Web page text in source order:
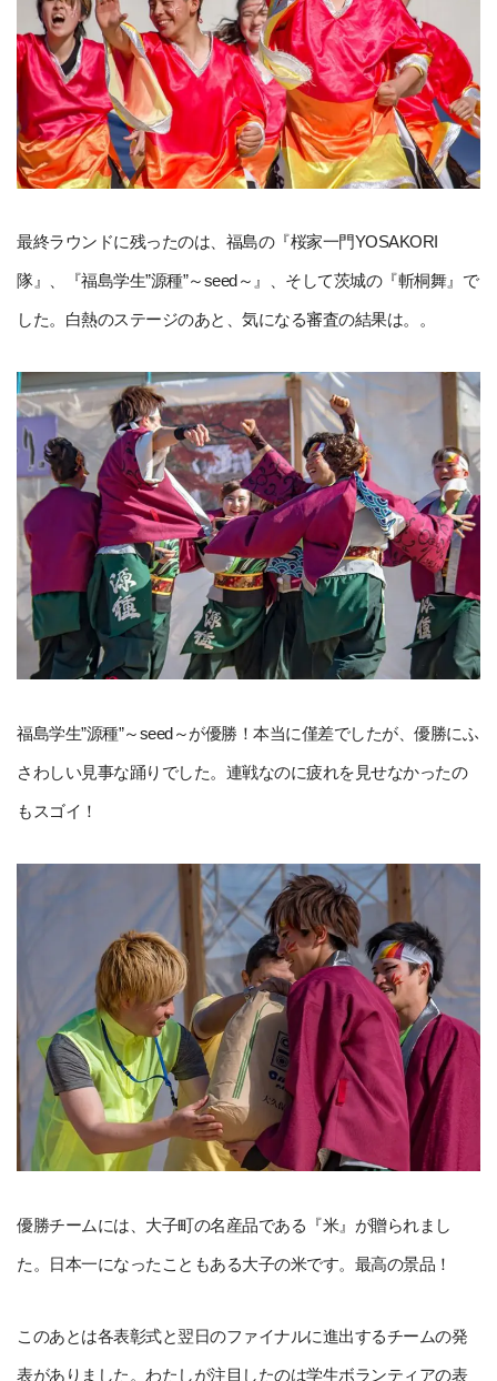
最終ラウンドに残ったのは、福島の『桜家一門YOSAKORI
隊』、『福島学生”源種”～seed～』、そして茨城の『斬桐舞』で
した。白熱のステージのあと、気になる審査の結果は。。
福島学生”源種”～seed～が優勝！本当に僅差でしたが、優勝にふ
さわしい見事な踊りでした。連戦なのに疲れを見せなかったの
もスゴイ！
優勝チームには、大子町の名産品である『米』が贈られまし
た。日本一になったこともある大子の米です。最高の景品！
このあとは各表彰式と翌日のファイナルに進出するチームの発
表がありました。わたしが注目したのは学生ボランティアの表